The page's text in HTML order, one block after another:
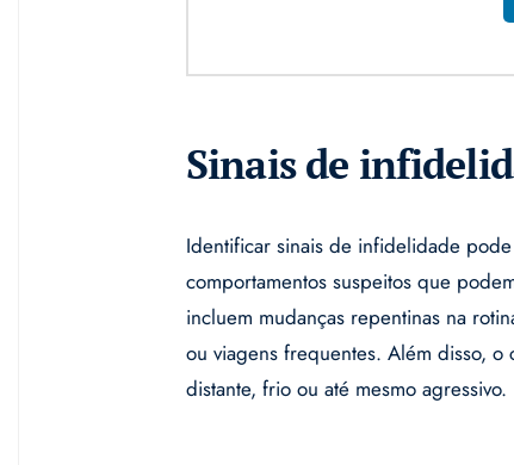
Sinais de
Identificar sinais de infidelidade
comportamentos suspeitos que
incluem mudanças repentinas na
ou viagens frequentes. Além disso,
distante, frio ou até mesmo agressivo.